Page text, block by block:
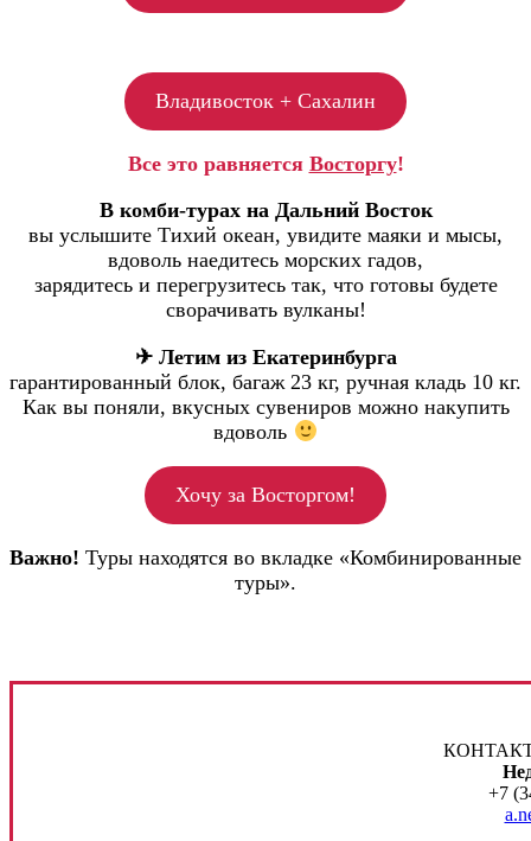
Владивосток + Сахалин
Все это равняется Восторгу!
В комби-турах на Дальний Восток
вы услышите Тихий океан, увидите маяки и мысы,
вдоволь наедитесь морских гадов,
зарядитесь и перегрузитесь так, что готовы будете
сворачивать вулканы!
✈ Летим из Екатеринбурга
гарантированный блок, багаж 23 кг, ручная кладь 10 кг.
Как вы поняли, вкусных сувениров можно накупить
вдоволь
Хочу за Восторгом!
Важно! Туры находятся во вкладке «Комбинированные
туры».
+7